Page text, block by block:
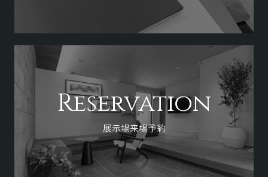
Reservation
展示場来場予約